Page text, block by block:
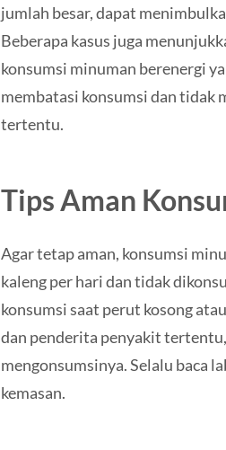
jumlah besar, dapat
Beberapa kasus juga
konsumsi minuman berenergi
membatasi konsumsi dan tidak
tertentu.
Tips Aman
Agar tetap aman, konsumsi
kaleng per hari dan tidak
konsumsi saat perut kosong
dan penderita penyakit
mengonsumsinya. Selalu baca
kemasan.